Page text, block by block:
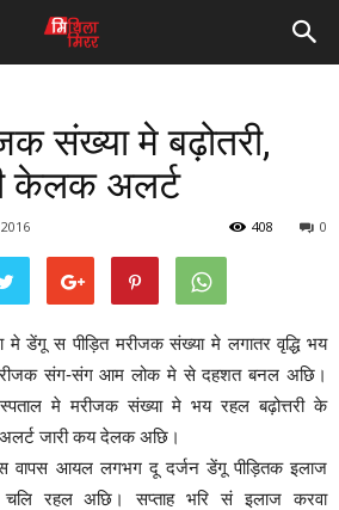
संख्या मे बढ़ोतरी,
केलक अलर्ट
0
408
मे डेंगू स पीड़ित मरीजक संख्या मे लगातर वृद्धि भय
संग-संग आम लोक मे से दहशत बनल अछि।
मे मरीजक संख्या मे भय रहल बढ़ोत्तरी के
जारी कय देलक अछि।
स वापस आयल लगभग दू दर्जन डेंगू पीड़ितक इलाज
रहल अछि। सप्ताह भरि सं इलाज करवा